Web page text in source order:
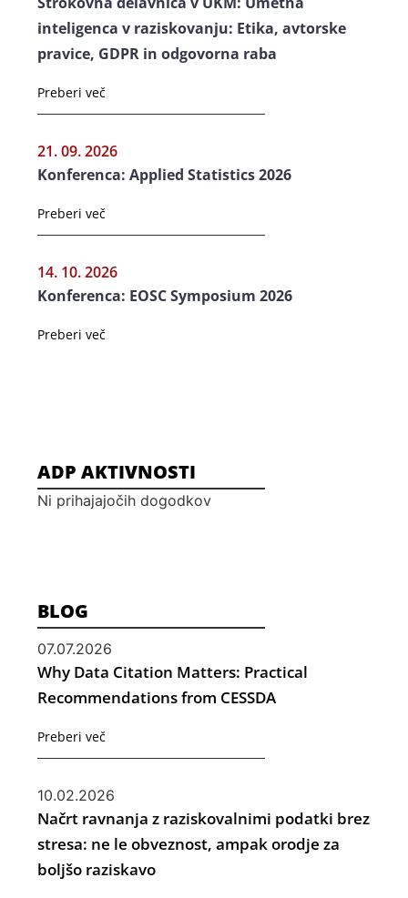
inteligenca v raziskovanju: Etika, avtorske
pravice, GDPR in odgovorna raba
Preberi več
21. 09. 2026
Konferenca: Applied Statistics 2026
Preberi več
14. 10. 2026
Konferenca: EOSC Symposium 2026
Preberi več
ADP AKTIVNOSTI
Ni prihajajočih dogodkov
BLOG
07.07.2026
Why Data Citation Matters: Practical
Recommendations from CESSDA
Preberi več
10.02.2026
Načrt ravnanja z raziskovalnimi podatki brez
stresa: ne le obveznost, ampak orodje za
boljšo raziskavo